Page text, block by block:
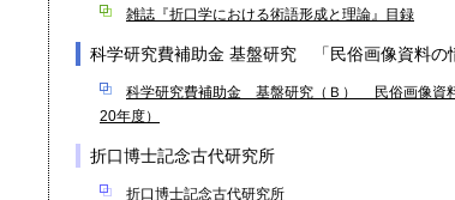
雑誌『折口学における術語形成と理論』目録
科学研究費補助金 基盤研究 「民俗画像資料の
科学研究費補助金 基盤研究（Ｂ） 民俗画像資
20年度）
折口博士記念古代研究所
折口博士記念古代研究所